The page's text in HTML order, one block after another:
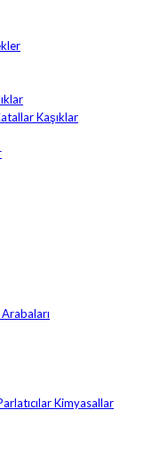
Kaşıklar
Kimyasallar